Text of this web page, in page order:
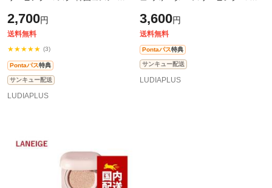
sleeping mask
2,700円
送料無料
★★★★★ (3)
Pontaパス特典
サンキュー配送
LUDIAPLUS
MASK_EX ※リニューアル スリー
ピングパック
3,600円
送料無料
Pontaパス特典
サンキュー配送
LUDIAPLUS